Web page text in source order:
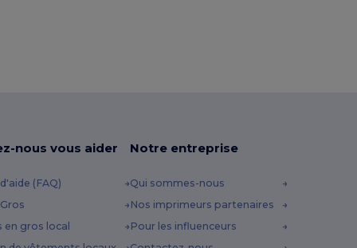
nous vous aider
(FAQ)
en gros local
Notre entreprise
Qui sommes-nous
Nos imprimeurs partenaires
Pour les influenceurs